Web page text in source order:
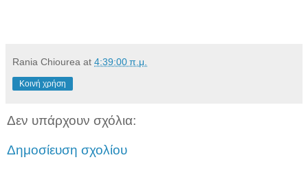
Rania Chiourea at 4:39:00 π.μ.
Κοινή χρήση
Δεν υπάρχουν σχόλια:
Δημοσίευση σχολίου